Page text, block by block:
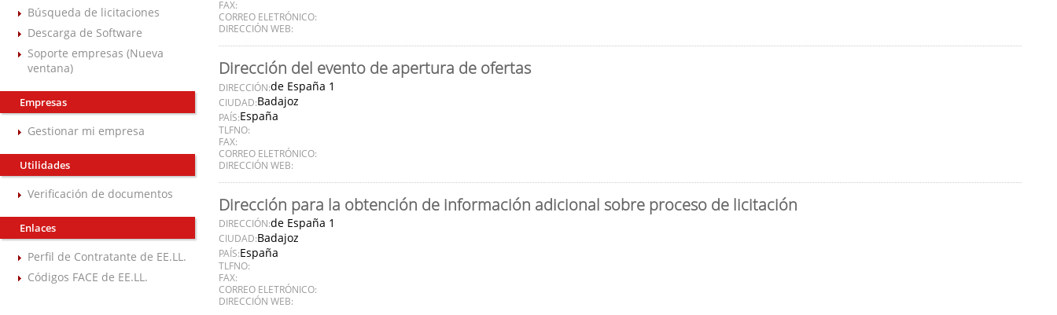
Búsqueda de licitaciones
Descarga de Software
Soporte empresas (Nueva
ventana)
Empresas
Gestionar mi empresa
Utilidades
Verificación de documentos
Enlaces
Perfil de Contratante de EE.LL.
Códigos FACE de EE.LL.
FAX:
CORREO ELETRÓNICO:
DIRECCIÓN WEB:
Dirección del evento de apertura de ofertas
DIRECCIÓN:de España 1
CIUDAD:Badajoz
PAÍS:España
TLFNO:
FAX:
CORREO ELETRÓNICO:
DIRECCIÓN WEB:
Dirección para la obtención de información adicional sobre proceso de licitación
DIRECCIÓN:de España 1
CIUDAD:Badajoz
PAÍS:España
TLFNO:
FAX:
CORREO ELETRÓNICO:
DIRECCIÓN WEB: